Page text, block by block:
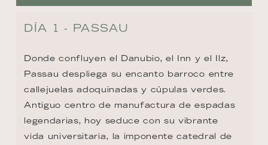
DÍA 1 - PASSAU
Donde confluyen el Danubio, el Inn y el Ilz,
Passau despliega su encanto barroco entre
callejuelas adoquinadas y cúpulas verdes.
Antiguo centro de manufactura de espadas
legendarias, hoy seduce con su vibrante
vida universitaria, la imponente catedral de